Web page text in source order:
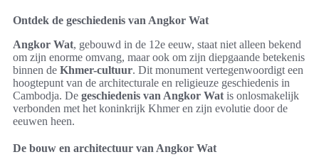
Ontdek de geschiedenis van Angkor Wat
Angkor Wat, gebouwd in de 12e eeuw, staat niet alleen bekend
om zijn enorme omvang, maar ook om zijn diepgaande betekenis
binnen de Khmer-cultuur. Dit monument vertegenwoordigt een
hoogtepunt van de architecturale en religieuze geschiedenis in
Cambodja. De geschiedenis van Angkor Wat is onlosmakelijk
verbonden met het koninkrijk Khmer en zijn evolutie door de
eeuwen heen.
De bouw en architectuur van Angkor Wat